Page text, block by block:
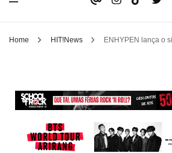
Home HIT!News ENHYPEN lança o